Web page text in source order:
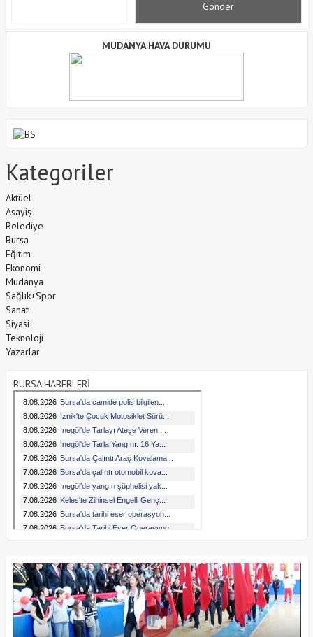
MUDANYA HAVA DURUMU
Kategoriler
Aktüel
Asayiş
Belediye
Bursa
Eğitim
Ekonomi
Mudanya
Sağlık+Spor
Sanat
Siyasi
Teknoloji
Yazarlar
BURSA HABERLERİ